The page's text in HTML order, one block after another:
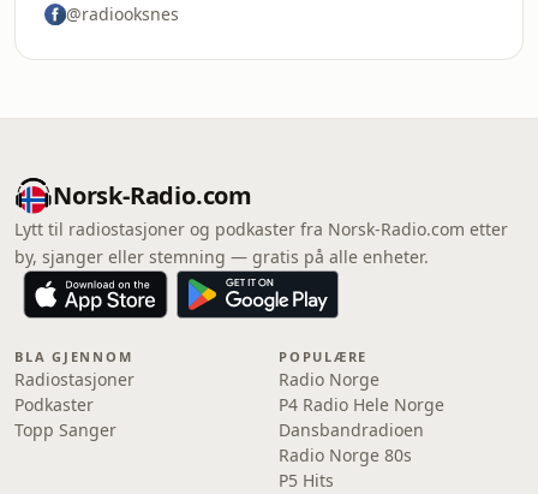
@radiooksnes
Norsk-Radio.com
Lytt til radiostasjoner og podkaster fra Norsk-Radio.com etter
by, sjanger eller stemning — gratis på alle enheter.
BLA GJENNOM
Radiostasjoner
Podkaster
Topp Sanger
POPULÆRE
Radio Norge
P4 Radio Hele Norge
Dansbandradioen
Radio Norge 80s
P5 Hits